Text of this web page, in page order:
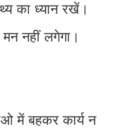
का ध्यान रखें।
नहीं लगेगा।
में बहकर कार्य न